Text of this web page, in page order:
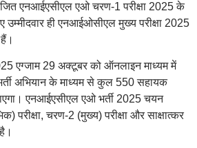
एनआईएसीएल एओ चरण-1 परीक्षा 2025 के
उम्मीदवार ही एनआईओसीएल मुख्य परीक्षा 2025
एग्जाम 29 अक्टूबर को ऑनलाइन माध्यम में
अभियान के माध्यम से कुल 550 सहायक
एनआईएसीएल एओ भर्ती 2025 चयन
परीक्षा, चरण-2 (मुख्य) परीक्षा और साक्षात्कर